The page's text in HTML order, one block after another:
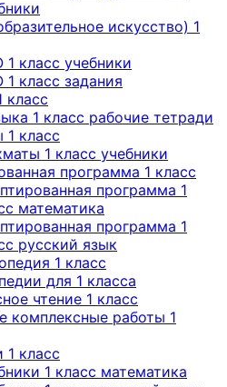
искусство) 1
класс учебники
класс задания
класс
1 класс рабочие тетради
класс
1 класс учебники
программа 1 класс
программа 1
математика
программа 1
русский язык
1 класс
для 1 класса
чтение 1 класс
комплексные работы 1
1 класс
1 класс математика